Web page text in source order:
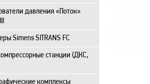
давления «Поток»
Simens SITRANS FC
станции (ДКС,
комплексы